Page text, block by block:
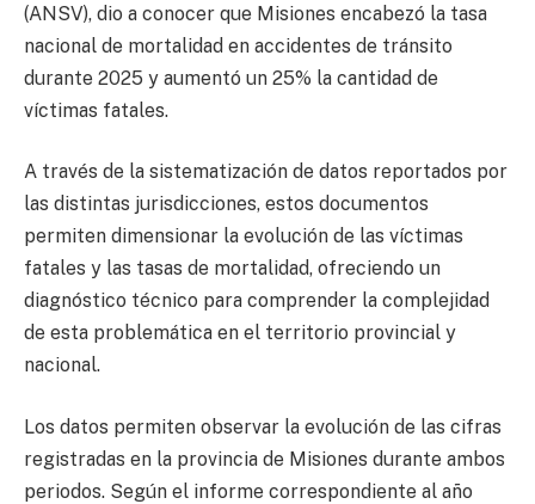
(ANSV), dio a conocer que Misiones encabezó la tasa
nacional de mortalidad en accidentes de tránsito
durante 2025 y aumentó un 25% la cantidad de
víctimas fatales.
A través de la sistematización de datos reportados por
las distintas jurisdicciones, estos documentos
permiten dimensionar la evolución de las víctimas
fatales y las tasas de mortalidad, ofreciendo un
diagnóstico técnico para comprender la complejidad
de esta problemática en el territorio provincial y
nacional.
Los datos permiten observar la evolución de las cifras
registradas en la provincia de Misiones durante ambos
periodos. Según el informe correspondiente al año